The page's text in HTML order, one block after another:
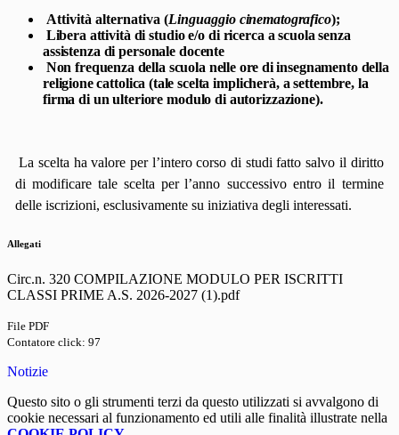
Attività alternativa (Linguaggio cinematografico);
Libera attività di studio e/o di ricerca a scuola senza
assistenza di personale docente
Non frequenza della scuola nelle ore di insegnamento della
religione cattolica (tale scelta implicherà, a settembre, la
firma di un ulteriore modulo di autorizzazione).
La scelta ha valore per l’intero corso di studi fatto salvo il diritto
di modificare tale scelta per l’anno successivo entro il termine
delle iscrizioni, esclusivamente su iniziativa degli interessati.
Allegati
Circ.n. 320 COMPILAZIONE MODULO PER ISCRITTI
CLASSI PRIME A.S. 2026-2027 (1).pdf
File PDF
Contatore click: 97
Notizie
Questo sito o gli strumenti terzi da questo utilizzati si avvalgono di
cookie necessari al funzionamento ed utili alle finalità illustrate nella